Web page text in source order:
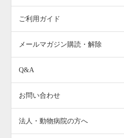
ご利用ガイド
メールマガジン購読・解除
Q&A
お問い合わせ
法人・動物病院の方へ